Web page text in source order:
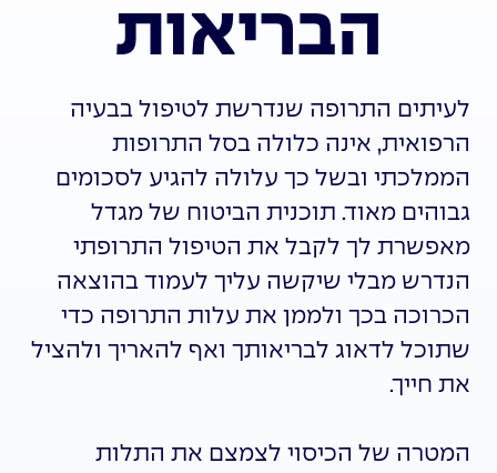
הבריאות
לעיתים התרופה שנדרשת לטיפול בבעיה
הרפואית, אינה כלולה בסל התרופות
הממלכתי ובשל כך עלולה להגיע לסכומים
גבוהים מאוד. תוכנית הביטוח של מגדל
מאפשרת לך לקבל את הטיפול התרופתי
הנדרש מבלי שיקשה עליך לעמוד בהוצאה
הכרוכה בכך ולממן את עלות התרופה כדי
שתוכל לדאוג לבריאותך ואף להאריך ולהציל
את חייך.
המטרה של הכיסוי לצמצם את התלות